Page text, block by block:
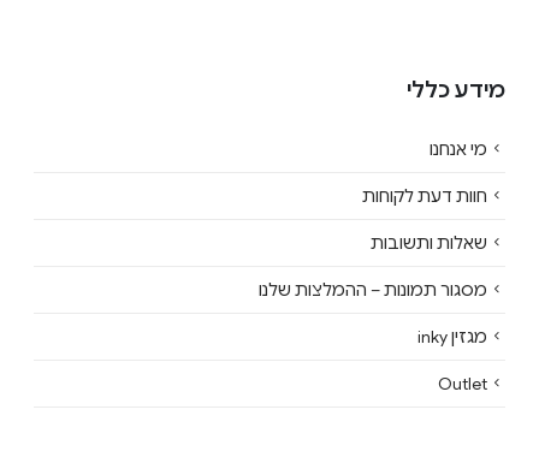
מידע כללי
מי אנחנו
חוות דעת לקוחות
שאלות ותשובות
מסגור תמונות – ההמלצות שלנו
מגזין inky
Outlet